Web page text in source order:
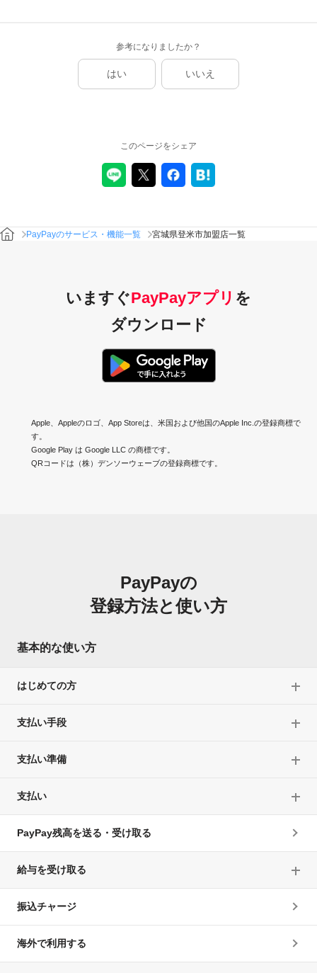
参考になりましたか？
はい いいえ
このページをシェア
PayPayのサービス・機能一覧 宮城県登米市加盟店一覧
いますぐPayPayアプリ を
ダウンロード
Apple、Appleのロゴ、App Storeは、米国および他国のApple Inc.の登録商標で
す。
Google Play は Google LLC の商標です。
QRコードは（株）デンソーウェーブの登録商標です。
PayPayの
登録方法と使い方
基本的な使い方
はじめての方
支払い手段
支払い準備
支払い
PayPay残高を送る・受け取る
給与を受け取る
振込チャージ
海外で利用する